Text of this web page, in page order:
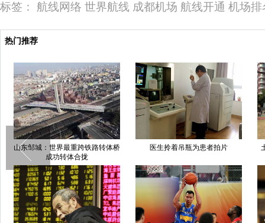
标签： 航线网络 世界航线 成都机场 航线开通 机场排
热门推荐
山东邹城：世界最重跨铁路转体桥
成功转体合拢
医生拎着吊瓶为患者拍片